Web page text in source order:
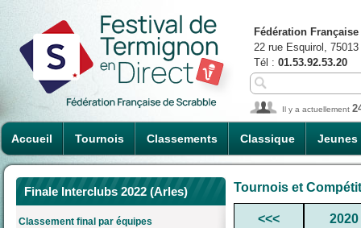
Accueil Tournois Classements Classique Jeunes
Fédération
22 rue Esquirol,
Tél : 01.53.92.53.20
Il y a actuellement
Finale Interclubs 2022 (Arles)
Classement final par équipes
Tournois et
<<< 2020